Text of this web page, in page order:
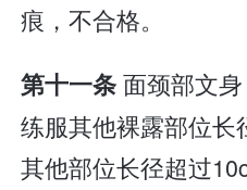
痕，不合格。
第十一条面颈部文
练服其他裸露部位长
其他部位长径超过